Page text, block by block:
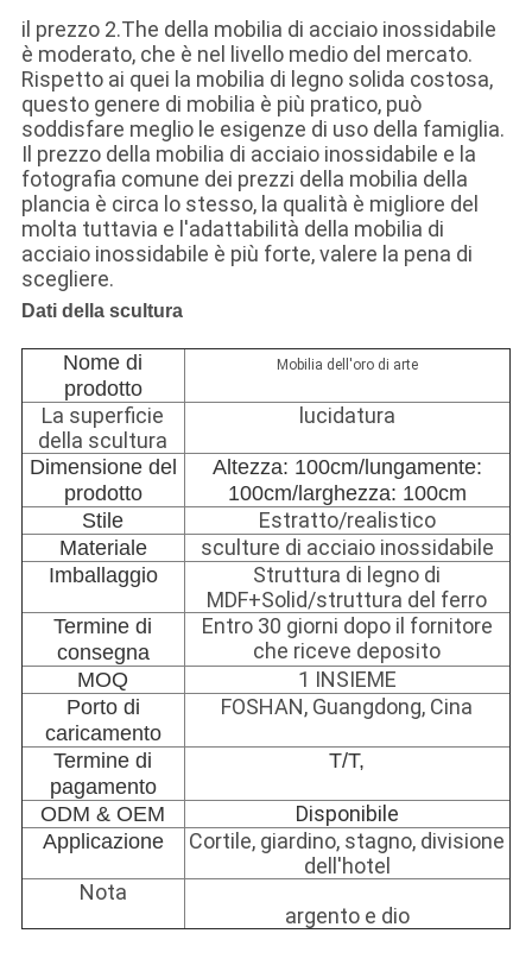
il prezzo 2.The della mobilia di acciaio inossidabile
è moderato, che è nel livello medio del mercato.
Rispetto ai quei la mobilia di legno solida costosa,
questo genere di mobilia è più pratico, può
soddisfare meglio le esigenze di uso della famiglia.
Il prezzo della mobilia di acciaio inossidabile e la
fotografia comune dei prezzi della mobilia della
plancia è circa lo stesso, la qualità è migliore del
molta tuttavia e l'adattabilità della mobilia di
acciaio inossidabile è più forte, valere la pena di
scegliere.
Dati della scultura
Nome di
prodotto
Mobilia dell'oro di arte
La superficie
della scultura
lucidatura
Dimensione del
prodotto
Altezza: 100cm/lungamente:
100cm/larghezza: 100cm
Stile
Estratto/realistico
Materiale sculture di acciaio inossidabile
Imballaggio
Struttura di legno di
MDF+Solid/struttura del ferro
Termine di
consegna
Entro 30 giorni dopo il fornitore
che riceve deposito
MOQ 1 INSIEME
Porto di
caricamento
FOSHAN, Guangdong, Cina
Termine di
pagamento
T/T,
ODM & OEM Disponibile
Applicazione
Cortile, giardino, stagno, divisione
dell'hotel
Nota
argento e dio